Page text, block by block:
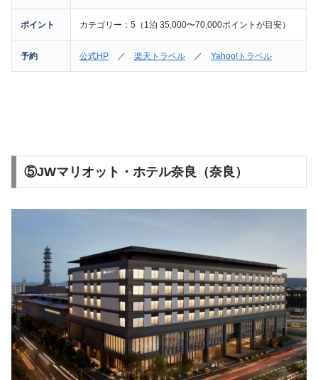
ポイント カテゴリー：5（1泊 35,000〜70,000ポイントが目安）
予約 公式HP ／ 楽天トラベル ／ Yahoo!トラベル
⑤JWマリオット・ホテル奈良（奈良）